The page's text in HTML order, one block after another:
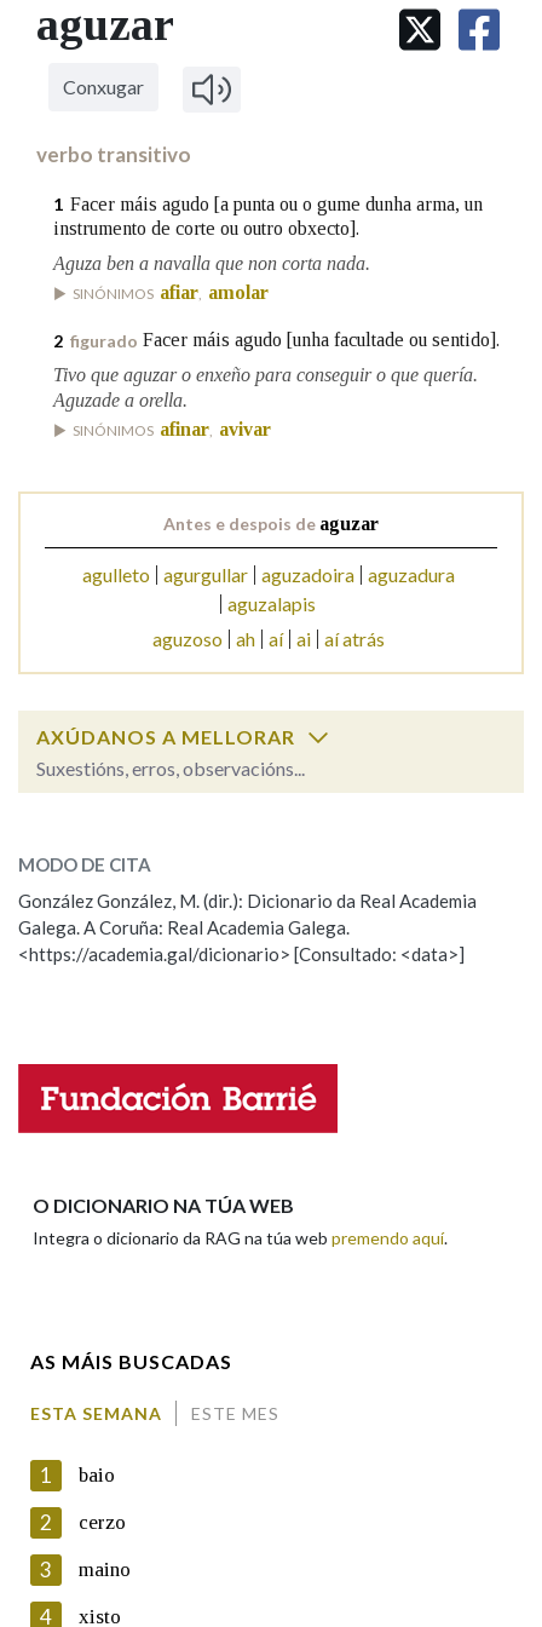
IDENTIDADE CORPORATIVA
MARCIAL DEL ADALID
FIGURAS HOMENAXEADAS
Facebook
TwitterYoutubeInstagram
Bluesky
BUSCAR NOS LEMAS
Comeza por
Contén
BUSCAR NO CONTIDO
Nas definicións
OUTRAS OPCIÓNS DE BUSCA
Marcas gramaticais
Pertence a
LIMPAR BUSCA
aguzar
Conxugar
verbo transitivo
1 Facer máis agudo [a punta ou o gume dunha arma, un
instrumento de corte ou outro obxecto].
Aguza ben a navalla que non corta nada.
SINÓNIMOS afiar amolar
2 figurado Facer máis agudo [unha facultade ou sentido].
Tivo que aguzar o enxeño para conseguir o que quería.
Aguzade a orella.
SINÓNIMOS afinar avivar
Antes e despois de aguzar
agulleto agurgullar aguzadoira
aguzadura
aguzalapis
aguzoso
ah aí ai aí atrás
AXÚDANOS A MELLORAR
Suxestións, erros, observacións...
ESCOLLE UNHA OPCIÓN:
Observación Hai un erro na palabra
Propoño mellorar a definición
Nome
En cumprimento da normativa vixente en materia de
Protección de Datos de Carácter Persoal, a Real Academia
MODO DE CITA
González González, M. (dir.): Dicionario da Real Academia
Galega. A Coruña: Real Academia Galega.
<https://academia.gal/dicionario> [Consultado: <data>]
O DICIONARIO NA TÚA WEB
Integra o dicionario da RAG na túa web premendo aquí.
AS MÁIS BUSCADAS
ESTA SEMANA ESTE MES
1 baio
2 cerzo
3 maino
4 xisto